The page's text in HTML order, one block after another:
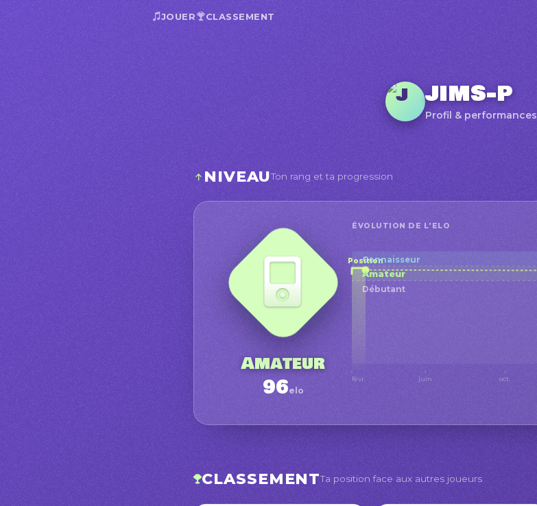
JOUER CLASSEMENT
jims-p
Profil & performances
NIVEAUTon rang et ta progression
Amateur
96elo
ÉVOLUTION DE L'ELO
Position
Débutant
Amateur
Connaisseur
févr. juin oct.
CLASSEMENTTa position face aux autres joueurs